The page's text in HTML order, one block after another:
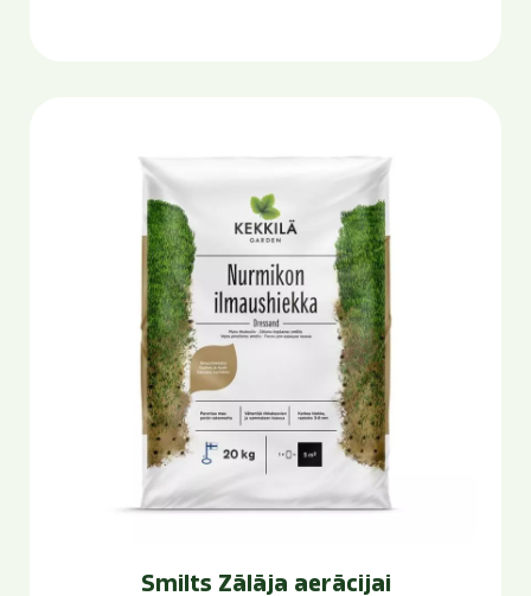
Smilts Zālāja aerācijai